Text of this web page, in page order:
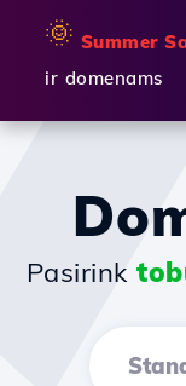
🌞 Summer
ir domenams
Pasirink